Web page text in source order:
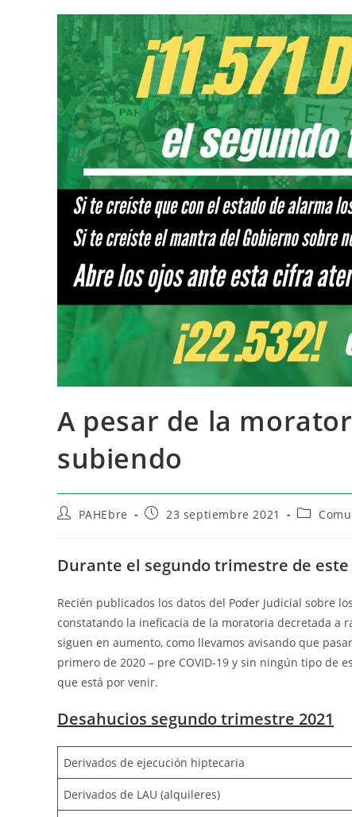
A pesar de la
subiendo
PAHEbre 23 septiembre 2021
Durante el segundo trimestre de
Recién publicados los datos del Poder Judicial sobre
constatando la ineficacia de la moratoria decretada a
siguen en aumento, como llevamos avisando que
primero de 2020 – pre COVID-19 y sin ningún tipo de
que está por venir.
Desahucios segundo trimestre 2021
Derivados de ejecución hiptecaria
Derivados de LAU (alquileres)